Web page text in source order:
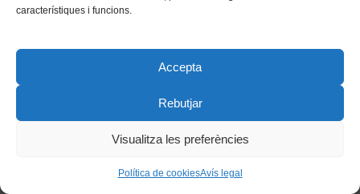
característiques i funcions.
Accepta
Rebutjar
Visualitza les preferències
Política de cookiesAvís legal